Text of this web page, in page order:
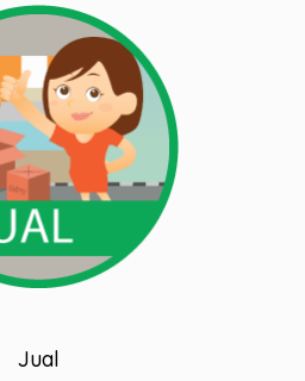
Jual